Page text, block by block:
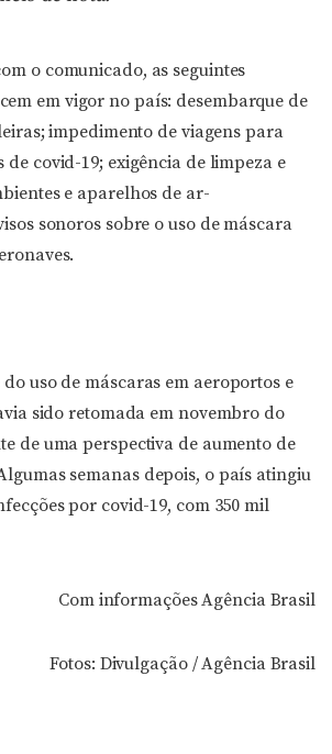
o comunicado, as seguintes
em vigor no país: desembarque de
impedimento de viagens para
de covid-19; exigência de limpeza e
e aparelhos de ar-
sonoros sobre o uso de máscara
uso de máscaras em aeroportos e
sido retomada em novembro do
de uma perspectiva de aumento de
semanas depois, o país atingiu
por covid-19, com 350 mil
Com informações Agência Brasil
Fotos: Divulgação / Agência Brasil